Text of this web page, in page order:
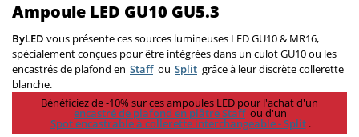
Ampoule LED GU10 GU5.3
ByLED vous présente ces sources lumineuses LED GU10 & MR16,
spécialement conçues pour être intégrées dans un culot GU10 ou les
encastrés de plafond en Staff ou Split grâce à leur discrète collerette
blanche.
Bénéficiez de -10% sur ces ampoules LED pour l'achat d'un
encastré de plafond en plâtre Staff ou d'un
Spot encastrable à collerette interchangeable - Split .